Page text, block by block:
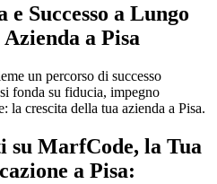
Successo a Lungo
a Pisa
un percorso di successo
fonda su fiducia, impegno
la crescita della tua azienda a Pisa.
su MarfCode, la Tua
a Pisa: